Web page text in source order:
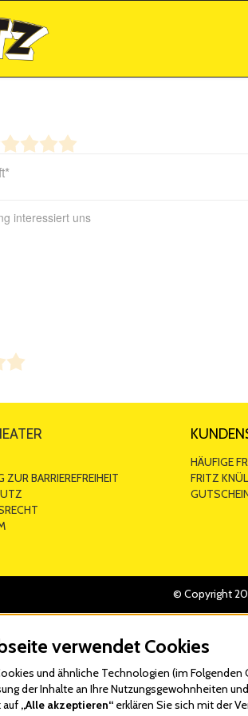
ZUR BARRIEREFREIHEIT
HÄUFIGE
FRITZ
© Copyright
verwendet Cookies
und ähnliche Technologien (im
der Inhalte an Ihre Nutzungsgewohnheiten
auf „Alle akzeptieren“ erklären Sie sich mit der